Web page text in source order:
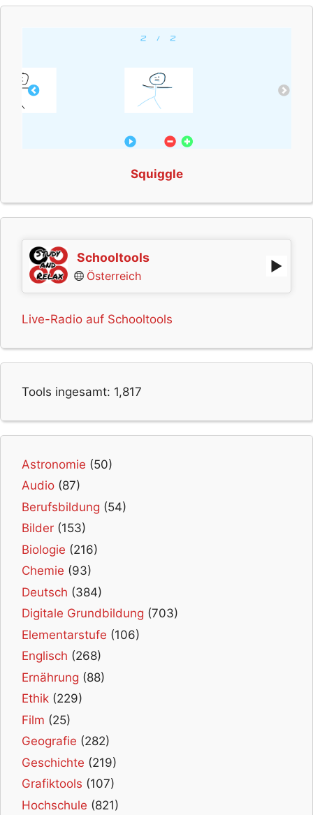
Squiggle
Schooltools
Österreich
Live-Radio auf Schooltools
Tools ingesamt: 1,817
Astronomie (50)
Audio (87)
Berufsbildung (54)
Bilder (153)
Biologie (216)
Chemie (93)
Deutsch (384)
Digitale Grundbildung (703)
Elementarstufe (106)
Englisch (268)
Ernährung (88)
Ethik (229)
Film (25)
Geografie (282)
Geschichte (219)
Grafiktools (107)
Hochschule (821)